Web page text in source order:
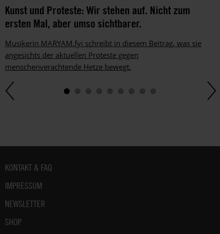
Kunst und Proteste: Wir stehen auf. Nicht zum
ersten Mal, aber umso sichtbarer.
Musikerin MARYAM.fyi schreibt in diesem Beitrag, was sie
angesichts der aktuellen Proteste gegen
menschenverachtende Hetze bewegt.
Fußbereich
KONTAKT & FAQ
IMPRESSUM
NEWSLETTER
SHOP